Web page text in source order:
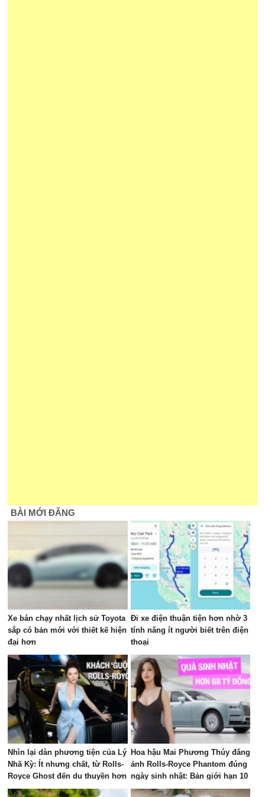
BÀI MỚI ĐĂNG
Xe bán chạy nhất lịch sử Toyota
sắp có bản mới với thiết kế hiện
đại hơn
Đi xe điện thuận tiện hơn nhờ 3
tính năng ít người biết trên điện
thoại
Nhìn lại dàn phương tiện của Lý
Nhã Kỳ: Ít nhưng chất, từ Rolls-
Royce Ghost đến du thuyền hơn
100 tỷ đồng
Hoa hậu Mai Phương Thúy đăng
ảnh Rolls-Royce Phantom đúng
ngày sinh nhật: Bản giới hạn 10
chiếc toàn cầu, giá quy đổi gần